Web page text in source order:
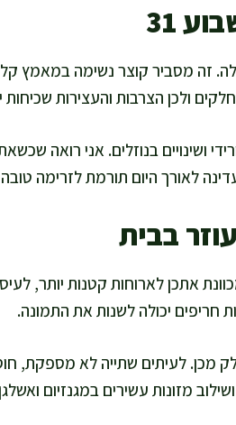
31
זה מסביר קוצר נשימה במאמץ
ולכן הצרבות והעצירות שכיחות
ושינויים בנוזלים. אני רואה
לאורך היום תורמת לזרימה טובה
בבית
מרכזית בשבוע 31. אני מכוונת אתכן לארוחות
חריפים יכולה לשנות את התמונה.
מכן. לעיתים שתייה לא מספקת,
מזונות עשירים במגנזיום ואשלגן